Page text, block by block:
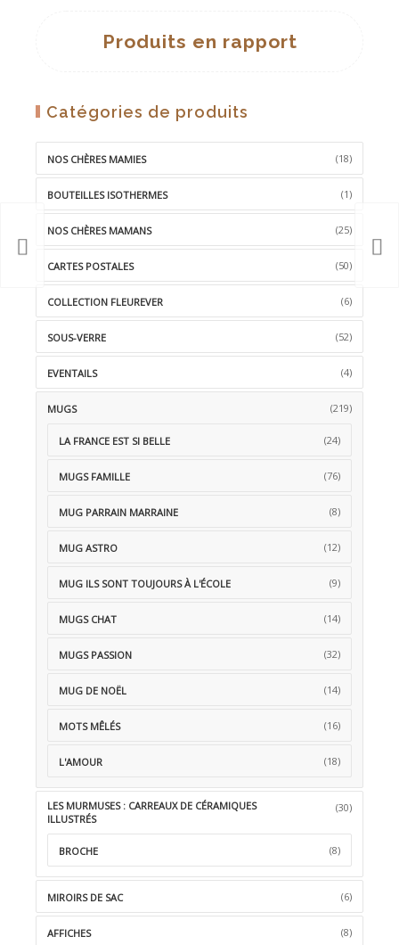
WISHLIST
Produits en rapport
Catégories de produits
NOS CHÈRES MAMIES (18)
BOUTEILLES ISOTHERMES (1)
NOS CHÈRES MAMANS (25)
CARTES POSTALES (50)
COLLECTION FLEUREVER (6)
SOUS-VERRE (52)
EVENTAILS (4)
MUGS (219)
LA FRANCE EST SI BELLE (24)
MUGS FAMILLE (76)
MUG PARRAIN MARRAINE (8)
MUG ASTRO (12)
MUG ILS SONT TOUJOURS À L'ÉCOLE (9)
MUGS CHAT (14)
MUGS PASSION (32)
MUG DE NOËL (14)
MOTS MÊLÉS (16)
L'AMOUR (18)
LES MURMUSES : CARREAUX DE CÉRAMIQUES
ILLUSTRÉS
(30)
BROCHE (8)
MIROIRS DE SAC (6)
AFFICHES (8)